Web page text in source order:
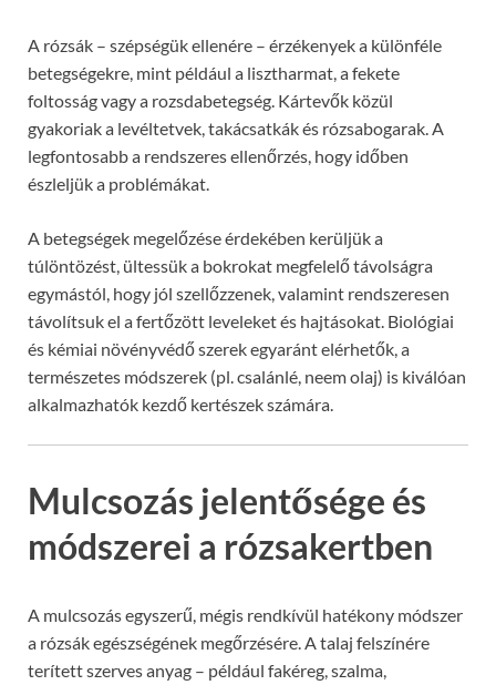
A rózsák – szépségük ellenére – érzékenyek a különféle
betegségekre, mint például a lisztharmat, a fekete
foltosság vagy a rozsdabetegség. Kártevők közül
gyakoriak a levéltetvek, takácsatkák és rózsabogarak. A
legfontosabb a rendszeres ellenőrzés, hogy időben
észleljük a problémákat.
A betegségek megelőzése érdekében kerüljük a
túlöntözést, ültessük a bokrokat megfelelő távolságra
egymástól, hogy jól szellőzzenek, valamint rendszeresen
távolítsuk el a fertőzött leveleket és hajtásokat. Biológiai
és kémiai növényvédő szerek egyaránt elérhetők, a
természetes módszerek (pl. csalánlé, neem olaj) is kiválóan
alkalmazhatók kezdő kertészek számára.
Mulcsozás jelentősége és
módszerei a rózsakertben
A mulcsozás egyszerű, mégis rendkívül hatékony módszer
a rózsák egészségének megőrzésére. A talaj felszínére
terített szerves anyag – például fakéreg, szalma,